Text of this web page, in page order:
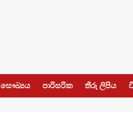
සෞඛ්‍යය පාරිසරික තීරු ලිපිය